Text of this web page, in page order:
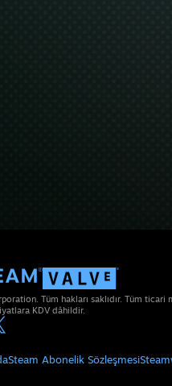
Tüm hakları saklıdır. Tüm
KDV dâhildir.
Steam Abonelik Sözleşmesi